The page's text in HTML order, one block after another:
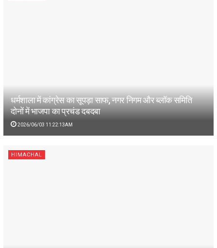
धर्मशाला में कांग्रेस का सूपड़ा साफ, नगर निगम और ब्लॉक समिति
दोनों में भाजपा का प्रचंड दबदबा
2026/06/03 11:22:13AM
HIMACHAL